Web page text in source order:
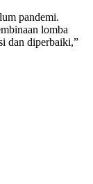
pandemi.
lomba
dan diperbaiki,”